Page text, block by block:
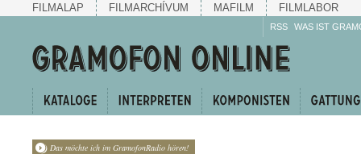
FILMALAP FILMARCHÍVUM MAFILM FILMLABOR
RSS WAS IST
Das möchte ich im GramofonRadio hören!